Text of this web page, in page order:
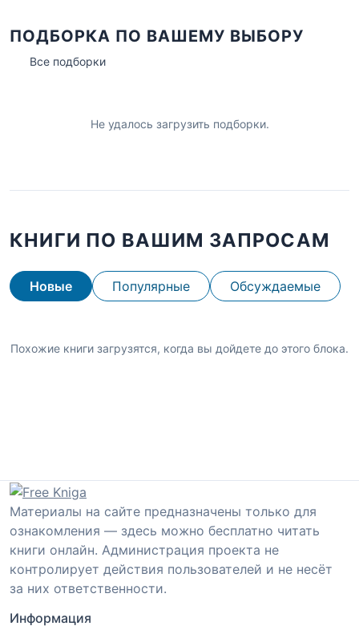
ПОДБОРКА ПО ВАШЕМУ ВЫБОРУ
Все подборки
Не удалось загрузить подборки.
КНИГИ ПО ВАШИМ ЗАПРОСАМ
Новые Популярные Обсуждаемые
Похожие книги загрузятся, когда вы дойдете до этого блока.
Материалы на сайте предназначены только для
ознакомления — здесь можно бесплатно читать
книги онлайн. Администрация проекта не
контролирует действия пользователей и не несёт
за них ответственности.
Информация